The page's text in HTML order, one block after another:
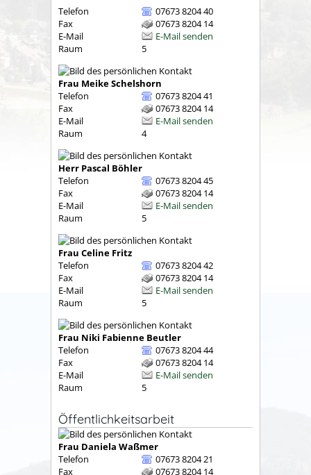
Telefon
07673 8204 40
Fax
07673 8204 14
E-Mail
E-Mail senden
Raum
5
Frau MeikeSchelshorn
Telefon
07673 8204 41
Fax
07673 8204 14
E-Mail
E-Mail senden
Raum
4
Herr Pascal Böhler
Telefon
07673 8204 45
Fax
07673 8204 14
E-Mail
E-Mail senden
Raum
5
Frau Celine Fritz
Telefon
07673 8204 42
Fax
07673 8204 14
E-Mail
E-Mail senden
Raum
5
Frau Niki Fabienne Beutler
Telefon
07673 8204 44
Fax
07673 8204 14
E-Mail
E-Mail senden
Raum
5
Öffentlichkeitsarbeit
Frau Daniela Waßmer
Telefon
07673 8204 21
Fax
07673 8204 14